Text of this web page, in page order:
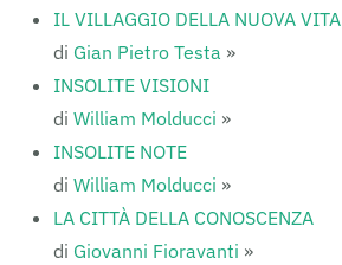
IL VILLAGGIO DELLA NUOVA VITA
di Gian Pietro Testa »
INSOLITE VISIONI
di William Molducci »
INSOLITE NOTE
di William Molducci »
LA CITTÀ DELLA CONOSCENZA
di Giovanni Fioravanti »